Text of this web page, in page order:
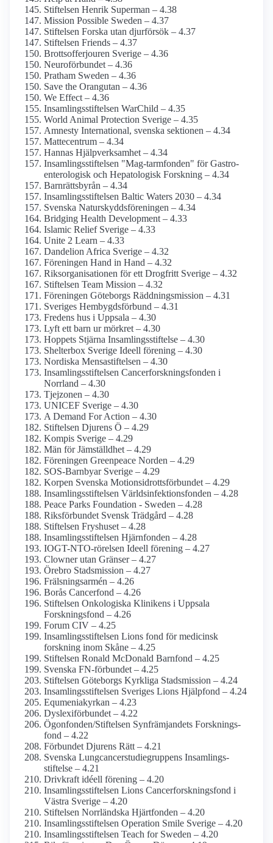
Stiftelsen Henrik Superman – 4.38
Mission Possible Sweden – 4.37
Stiftelsen Forska utan djurförsök – 4.37
Stiftelsen Friends – 4.37
Brottsoffer­jouren Sverige – 4.36
Neuro­förbundet – 4.36
Pratham Sweden – 4.36
Save the Orangutan – 4.36
We Effect – 4.36
Insamlings­stiftelsen WarChild – 4.35
World Animal Protection Sverige – 4.35
Amnesty International, svenska sektionen – 4.34
Mattecentrum – 4.34
Hannas Hjälp­verksamhet – 4.34
Insamlings­stiftelsen "Mag-tarmfonden" för Gastro­
enterologisk och Hepatologisk Forskning – 4.34
Barnrättsbyrån – 4.34
Insamlingsstiftelsen Baltic Waters 2030 – 4.34
Svenska Naturskydds­föreningen – 4.34
Bridging Health Development – 4.33
Islamic Relief Sverige – 4.33
Unite 2 Learn – 4.33
Dandelion Africa Sverige – 4.32
Föreningen Hand in Hand – 4.32
Riks­organisationen för ett Drogfritt Sverige – 4.32
Stiftelsen Team Mission – 4.32
Föreningen Göteborgs Räddnings­mission – 4.31
Sveriges Hembygds­förbund – 4.31
Fredens hus i Uppsala – 4.30
Lyft ett barn ur mörkret – 4.30
Hoppets Stjärna Insamlings­stiftelse – 4.30
Shelterbox Sverige Ideell förening – 4.30
Nordiska Mensastiftelsen – 4.30
Insamlings­stiftelsen Cancerforsknings­fonden i
Norrland – 4.30
Tjejzonen – 4.30
UNICEF Sverige – 4.30
A Demand For Action – 4.30
Stiftelsen Djurens Ö – 4.29
Kompis Sverige – 4.29
Män för Jämställdhet – 4.29
Föreningen Greenpeace Norden – 4.29
SOS-Barnbyar Sverige – 4.29
Korpen Svenska Motionsidrottsförbundet – 4.29
Insamlings­stiftelsen Världsinfektions­fonden – 4.28
Peace Parks Foundation - Sweden – 4.28
Riksförbundet Svensk Trädgård – 4.28
Stiftelsen Fryshuset – 4.28
Insamlings­stiftelsen Hjärnfonden – 4.28
IOGT-NTO-rörelsen Ideell förening – 4.27
Clowner utan Gränser – 4.27
Örebro Stadsmission – 4.27
Frälsningsarmén – 4.26
Borås Cancerfond – 4.26
Stiftelsen Onkologiska Klinikens i Uppsala
Forskningsfond – 4.26
Forum CIV – 4.25
Insamlingsstiftelsen Lions fond för medicinsk
forskning inom Skåne – 4.25
Stiftelsen Ronald McDonald Barnfond – 4.25
Svenska FN-förbundet – 4.25
Stiftelsen Göteborgs Kyrkliga Stads­mission – 4.24
Insamlings­stiftelsen Sveriges Lions Hjälpfond – 4.24
Equmenia­kyrkan – 4.23
Dyslexi­förbundet – 4.22
Ögonfonden/­Stiftelsen Synfrämjandets Forsknings­
fond – 4.22
Förbundet Djurens Rätt – 4.21
Svenska Lungcancerstudie­gruppens Insamlings­
stiftelse – 4.21
Drivkraft idéell förening – 4.20
Insamlings­stiftelsen Lions Cancerforsknings­fond i
Västra Sverige – 4.20
Stiftelsen Norrländska Hjärtfonden – 4.20
Insamlings­stiftelsen Operation Smile Sverige – 4.20
Insamlings­stiftelsen Teach for Sweden – 4.20